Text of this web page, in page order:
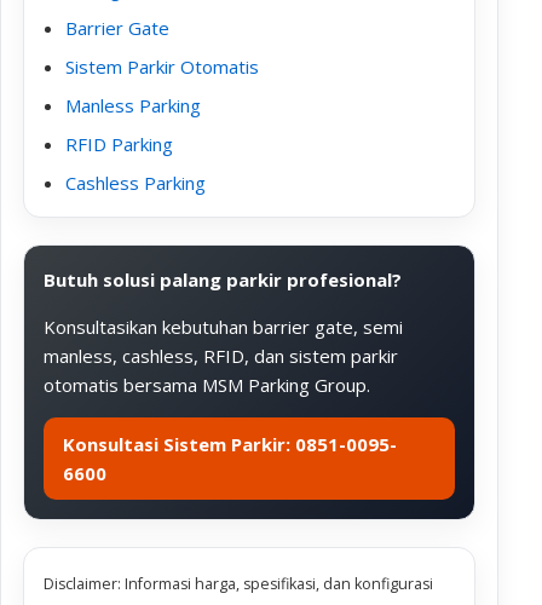
Barrier Gate
Sistem Parkir Otomatis
Manless Parking
RFID Parking
Cashless Parking
Butuh solusi palang parkir profesional?
Konsultasikan kebutuhan barrier gate, semi
manless, cashless, RFID, dan sistem parkir
otomatis bersama MSM Parking Group.
Konsultasi Sistem Parkir: 0851-0095-
6600
Disclaimer: Informasi harga, spesifikasi, dan konfigurasi